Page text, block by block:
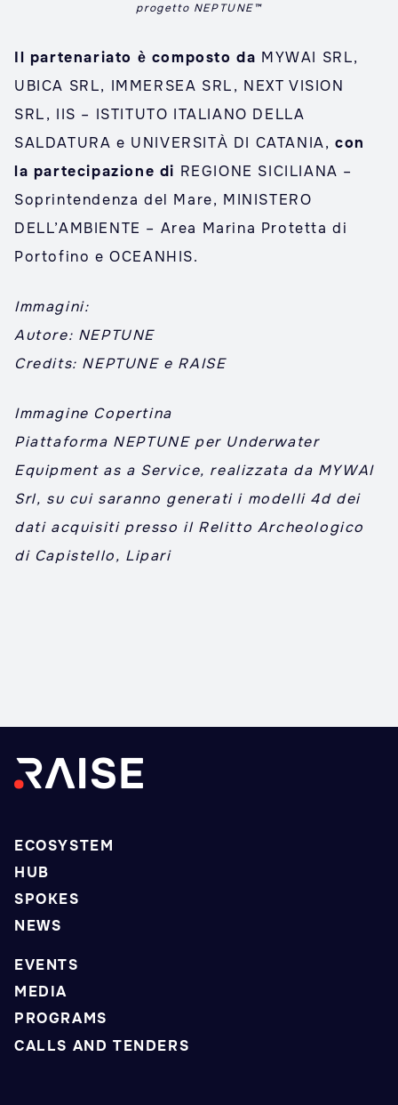
progetto NEPTUNE™
Il partenariato è composto da MYWAI SRL,
UBICA SRL, IMMERSEA SRL, NEXT VISION
SRL, IIS – ISTITUTO ITALIANO DELLA
SALDATURA e UNIVERSITÀ DI CATANIA,con
la partecipazione di REGIONE SICILIANA –
Soprintendenza del Mare, MINISTERO
DELL’AMBIENTE – Area Marina Protetta di
Portofino e OCEANHIS.
Immagini:
Autore: NEPTUNE
Credits: NEPTUNE e RAISE
Immagine Copertina
Piattaforma NEPTUNE per Underwater
Equipment as a Service, realizzata da MYWAI
Srl, su cui saranno generati i modelli 4d dei
dati acquisiti presso il Relitto Archeologico
di Capistello, Lipari
ECOSYSTEM
HUB
SPOKES
NEWS
EVENTS
MEDIA
PROGRAMS
CALLS AND TENDERS